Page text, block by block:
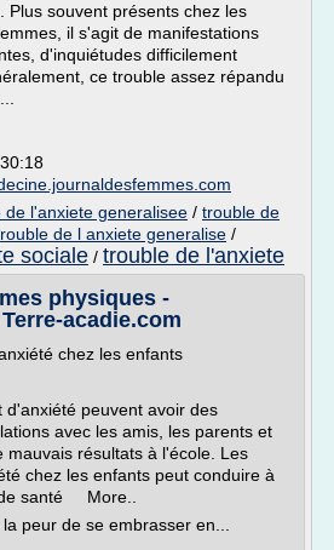
Plus souvent présents chez les
il s'agit de manifestations
d'inquiétudes difficilement
ce trouble assez répandu
de l'anxiete generalisee / trouble de
de l anxiete generalise /
sociale / trouble de l'anxiete
physiques -
acadie.com
chez les enfants
d'anxiété peuvent avoir des
avec les amis, les parents et
mauvais résultats à l'école. Les
chez les enfants peut conduire à
santé More..
peur de se embrasser en...